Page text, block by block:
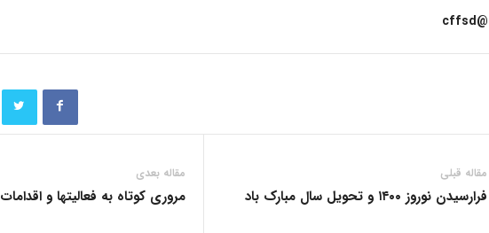
@cffsd
مقاله قبلی
فرارسیدن نوروز ۱۴۰۰ و تحویل سال مبارک باد
مقاله بعدی
مروری کوتاه به فعالیتها و اقدامات ٢۵ ساله بنیاد